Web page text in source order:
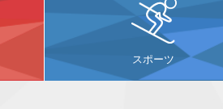
スポーツ